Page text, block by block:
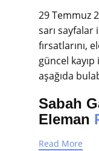
29 Temmuz
sarı sayfalar
fırsatlarını,
güncel kayıp
aşağıda
Sabah
Eleman
Read More